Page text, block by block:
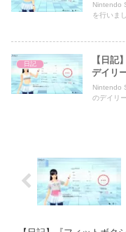
Nintendo
を行いま
日記
【日記
デイリ
Nintendo
のデイリ